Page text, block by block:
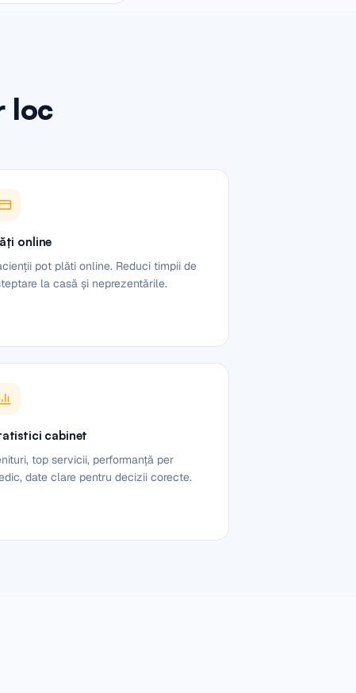
loc
online
pot plăti online. Reduci timpii de
la casă și neprezentările.
cabinet
top servicii, performanță per
date clare pentru decizii corecte.